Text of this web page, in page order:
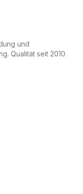
und
Qualität seit 2010.